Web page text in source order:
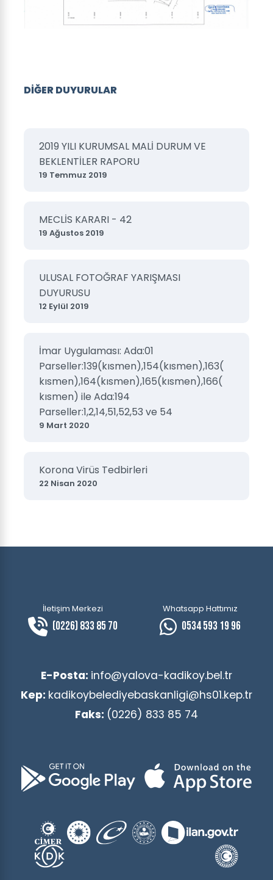
DİĞER DUYURULAR
2019 YILI KURUMSAL MALİ DURUM VE
BEKLENTİLER RAPORU
19 Temmuz 2019
MECLİS KARARI - 42
19 Ağustos 2019
ULUSAL FOTOĞRAF YARIŞMASI
DUYURUSU
12 Eylül 2019
İmar Uygulaması: Ada:01
Parseller:139(kısmen),154(kısmen),163(
kısmen),164(kısmen),165(kısmen),166(
kısmen) ile Ada:194
Parseller:1,2,14,51,52,53 ve 54
9 Mart 2020
Korona Virüs Tedbirleri
22 Nisan 2020
İletişim Merkezi
(0226) 833 85 70
Whatsapp Hattımız
0534 593 19 96
E-Posta: info@yalova-kadikoy.bel.tr
Kep: kadikoybelediyebaskanligi@hs01.kep.tr
Faks: (0226) 833 85 74